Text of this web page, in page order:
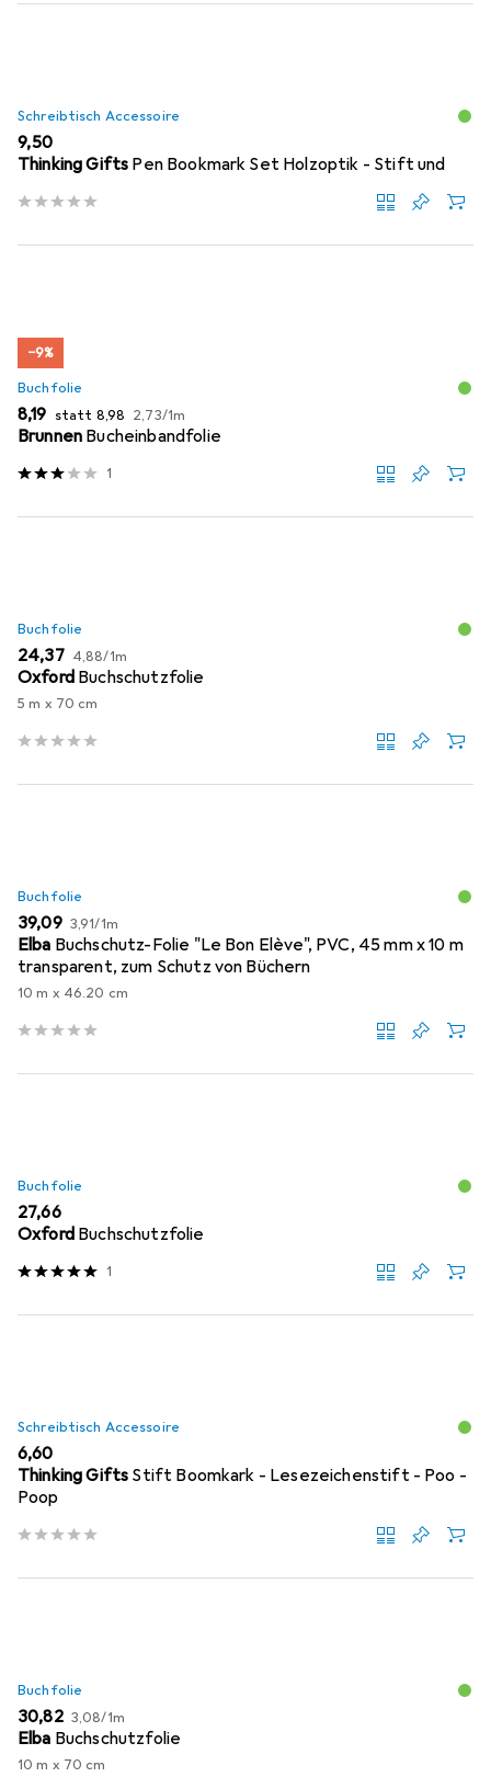
Schreibtisch Accessoire
EUR
9,50
Thinking Gifts Pen Bookmark Set Holzoptik - Stift und
−9%
Buchfolie
EUR
8,19 statt EUR
8,98 EUR
2,73/1m
Brunnen Bucheinbandfolie
1
Buchfolie
EUR
24,37 EUR
4,88/1m
Oxford Buchschutzfolie
5 m x 70 cm
Buchfolie
EUR
39,09 EUR
3,91/1m
Elba Buchschutz-Folie "Le Bon Elève", PVC, 45 mm x 10 m
transparent, zum Schutz von Büchern
10 m x 46.20 cm
Buchfolie
EUR
27,66
Oxford Buchschutzfolie
1
Schreibtisch Accessoire
EUR
6,60
Thinking Gifts Stift Boomkark - Lesezeichenstift - Poo -
Poop
Buchfolie
EUR
30,82 EUR
3,08/1m
Elba Buchschutzfolie
10 m x 70 cm